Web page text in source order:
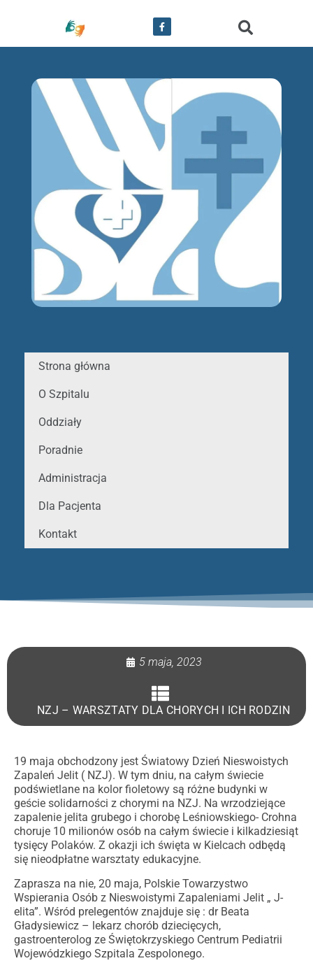
Strona główna
O Szpitalu
Oddziały
Poradnie
Administracja
Dla Pacjenta
Kontakt
5 maja, 2023
NZJ – WARSZTATY DLA CHORYCH I ICH RODZIN
19 maja obchodzony jest Światowy Dzień Nieswoistych
Zapaleń Jelit ( NZJ). W tym dniu, na całym świecie
podświetlane na kolor fioletowy są różne budynki w
geście solidarności z chorymi na NZJ. Na wrzodziejące
zapalenie jelita grubego i chorobę Leśniowskiego- Crohna
choruje 10 milionów osób na całym świecie i kilkadziesiąt
tysięcy Polaków. Z okazji ich święta w Kielcach odbędą
się nieodpłatne warsztaty edukacyjne.
Zaprasza na nie, 20 maja, Polskie Towarzystwo
Wspierania Osób z Nieswoistymi Zapaleniami Jelit „ J-
elita”. Wśród prelegentów znajduje się : dr Beata
Gładysiewicz – lekarz chorób dziecięcych,
gastroenterolog ze Świętokrzyskiego Centrum Pediatrii
Wojewódzkiego Szpitala Zespolonego.